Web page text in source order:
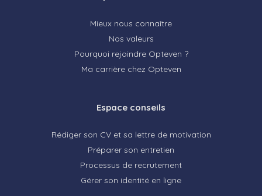
Mieux nous connaître
Nos valeurs
Pourquoi rejoindre Opteven ?
Ma carrière chez Opteven
Espace conseils
Rédiger son CV et sa lettre de motivation
Préparer son entretien
Processus de recrutement
Gérer son identité en ligne